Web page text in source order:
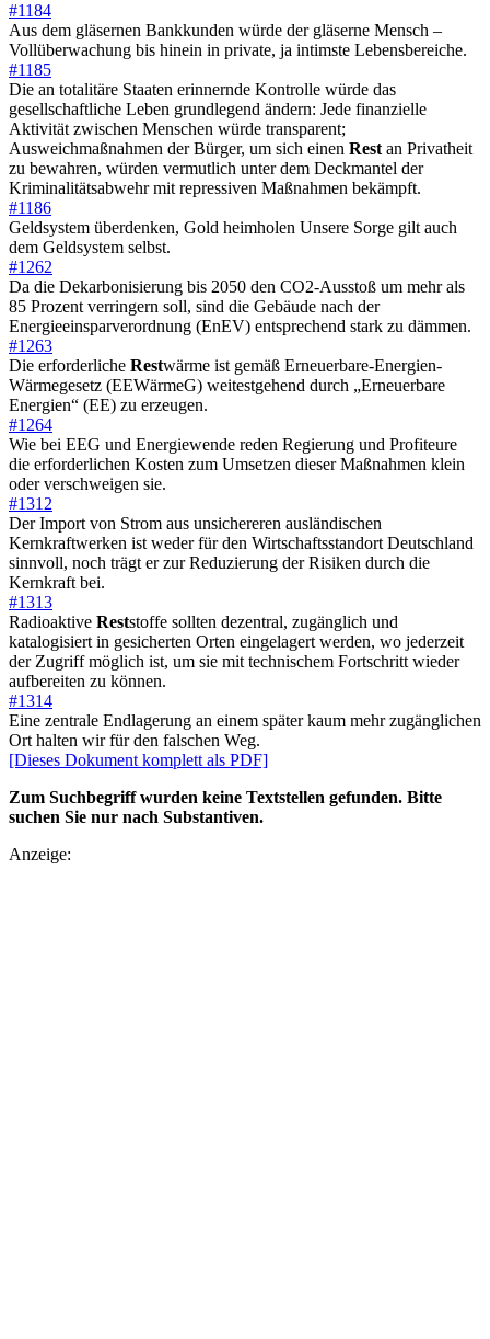
#1184
Aus dem gläsernen Bankkunden würde der gläserne Mensch –
Vollüberwachung bis hinein in private, ja intimste Lebensbereiche.
#1185
Die an totalitäre Staaten erinnernde Kontrolle würde das
gesellschaftliche Leben grundlegend ändern: Jede finanzielle
Aktivität zwischen Menschen würde transparent;
Ausweichmaßnahmen der Bürger, um sich einen Rest an Privatheit
zu bewahren, würden vermutlich unter dem Deckmantel der
Kriminalitätsabwehr mit repressiven Maßnahmen bekämpft.
#1186
Geldsystem überdenken, Gold heimholen Unsere Sorge gilt auch
dem Geldsystem selbst.
#1262
Da die Dekarbonisierung bis 2050 den CO2-Ausstoß um mehr als
85 Prozent verringern soll, sind die Gebäude nach der
Energieeinsparverordnung (EnEV) entsprechend stark zu dämmen.
#1263
Die erforderliche Restwärme ist gemäß Erneuerbare-Energien-
Wärmegesetz (EEWärmeG) weitestgehend durch „Erneuerbare
Energien“ (EE) zu erzeugen.
#1264
Wie bei EEG und Energiewende reden Regierung und Profiteure
die erforderlichen Kosten zum Umsetzen dieser Maßnahmen klein
oder verschweigen sie.
#1312
Der Import von Strom aus unsichereren ausländischen
Kernkraftwerken ist weder für den Wirtschaftsstandort Deutschland
sinnvoll, noch trägt er zur Reduzierung der Risiken durch die
Kernkraft bei.
#1313
Radioaktive Reststoffe sollten dezentral, zugänglich und
katalogisiert in gesicherten Orten eingelagert werden, wo jederzeit
der Zugriff möglich ist, um sie mit technischem Fortschritt wieder
aufbereiten zu können.
#1314
Eine zentrale Endlagerung an einem später kaum mehr zugänglichen
Ort halten wir für den falschen Weg.
[Dieses Dokument komplett als PDF]
Zum Suchbegriff wurden keine Textstellen gefunden. Bitte
suchen Sie nur nach Substantiven.
Anzeige: